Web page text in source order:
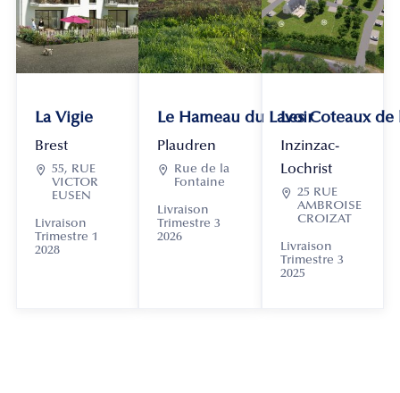
La Vigie
Brest
 55, RUE
VICTOR
EUSEN
Livraison
Trimestre 1
2028
Le Hameau du Lavoir
Plaudren

Rue de la
Fontaine
Livraison
Trimestre 3
2026
Les Coteaux
Inzinzac-
Lochrist
 25 RUE
AMBROISE
CROIZAT
Livraison
Trimestre 3
2025